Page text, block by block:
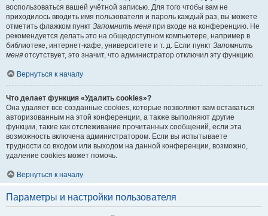
воспользоваться вашей учётной записью. Для того чтобы вам не
приходилось вводить имя пользователя и пароль каждый раз, вы можете
отметить флажком пункт Запомнить меня при входе на конференцию. Не
рекомендуется делать это на общедоступном компьютере, например в
библиотеке, интернет-кафе, университете и т. д. Если пункт Запомнить
меня отсутствует, это значит, что администратор отключил эту функцию.
Вернуться к началу
Что делает функция «Удалить cookies»?
Она удаляет все созданные cookies, которые позволяют вам оставаться
авторизованным на этой конференции, а также выполняют другие
функции, такие как отслеживание прочитанных сообщений, если эта
возможность включена администратором. Если вы испытываете
трудности со входом или выходом на данной конференции, возможно,
удаление cookies может помочь.
Вернуться к началу
Параметры и настройки пользователя